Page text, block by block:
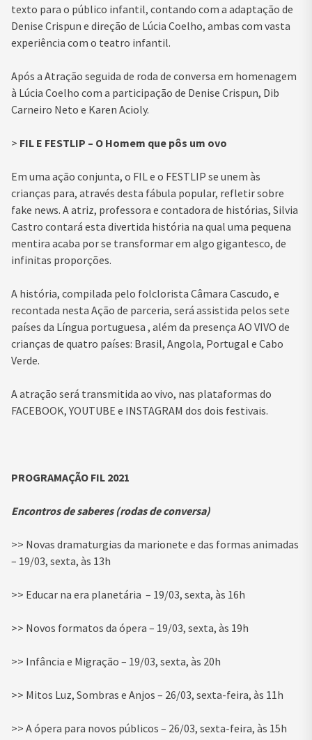
texto para o público infantil, contando com a adaptação de
Denise Crispun e direção de Lúcia Coelho, ambas com vasta
experiência com o teatro infantil.
Após a Atração seguida de roda de conversa em homenagem
à Lúcia Coelho com a participação de Denise Crispun, Dib
Carneiro Neto e Karen Acioly.
> FIL E FESTLIP – O Homem que pôs um ovo
Em uma ação conjunta, o FIL e o FESTLIP se unem às
crianças para, através desta fábula popular, refletir sobre
fake news. A atriz, professora e contadora de histórias, Silvia
Castro contará esta divertida história na qual uma pequena
mentira acaba por se transformar em algo gigantesco, de
infinitas proporções.
A história, compilada pelo folclorista Câmara Cascudo, e
recontada nesta Ação de parceria, será assistida pelos sete
países da Língua portuguesa , além da presença AO VIVO de
crianças de quatro países: Brasil, Angola, Portugal e Cabo
Verde.
A atração será transmitida ao vivo, nas plataformas do
FACEBOOK, YOUTUBE e INSTAGRAM dos dois festivais.
PROGRAMAÇÃO FIL 2021
Encontros de saberes (rodas de conversa)
>> Novas dramaturgias da marionete e das formas animadas
– 19/03, sexta, às 13h
>> Educar na era planetária – 19/03, sexta, às 16h
>> Novos formatos da ópera – 19/03, sexta, às 19h
>> Infância e Migração – 19/03, sexta, às 20h
>> Mitos Luz, Sombras e Anjos – 26/03, sexta-feira, às 11h
>> A ópera para novos públicos – 26/03, sexta-feira, às 15h